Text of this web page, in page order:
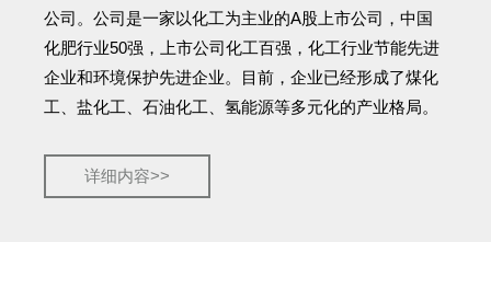
公司。公司是一家以化工为主业的A股上市公司，中国
化肥行业50强，上市公司化工百强，化工行业节能先进
企业和环境保护先进企业。目前，企业已经形成了煤化
工、盐化工、石油化工、氢能源等多元化的产业格局。
详细内容>>